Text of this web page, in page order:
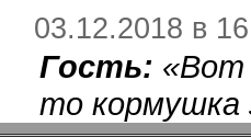
03.12.2018 в
Гость: «Вот
то кормушка